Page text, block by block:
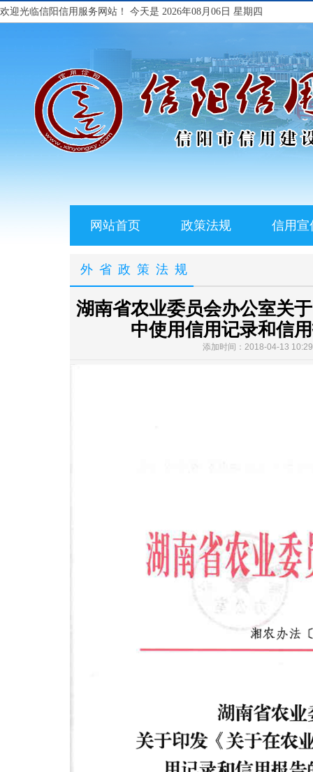
欢迎光临信阳信用服务网站！ 今天是 2026年08月06日 星期四
网站首页 政策法规 信用宣
外省政策法规
湖南省农业委员会办公室关
中使用信用记录和信
添加时间：2018-04-13